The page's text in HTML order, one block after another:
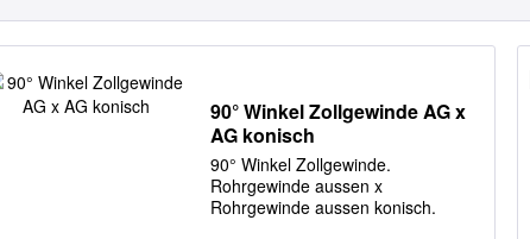
90° Winkel Zollgewinde AG x
AG konisch
90° Winkel Zollgewinde.
Rohrgewinde aussen x
Rohrgewinde aussen konisch.